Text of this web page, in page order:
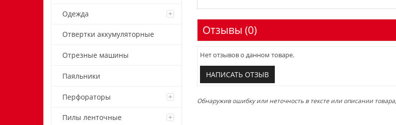
Одежда
Отвертки аккумуляторные
Отрезные машины
Паяльники
Перфораторы
Пилы ленточные
Отзывы (0)
Нет отзывов о данном товаре.
НАПИСАТЬ ОТЗЫВ
Обнаружив ошибку или неточность в тексте или описании